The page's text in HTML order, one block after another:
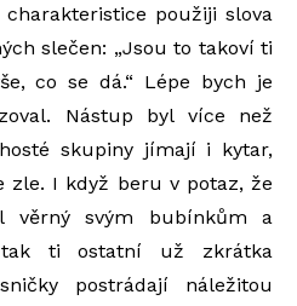
použiji slova
slečen: „Jsou to takoví ti
co se dá.“ Lépe bych je
Nástup byl více než
skupiny jímají i kytar,
zle. I když beru v potaz, že
věrný svým bubínkům a
tak ti ostatní už zkrátka
postrádají náležitou